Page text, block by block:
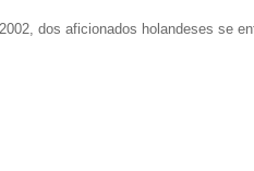
dos aficionados holandeses se